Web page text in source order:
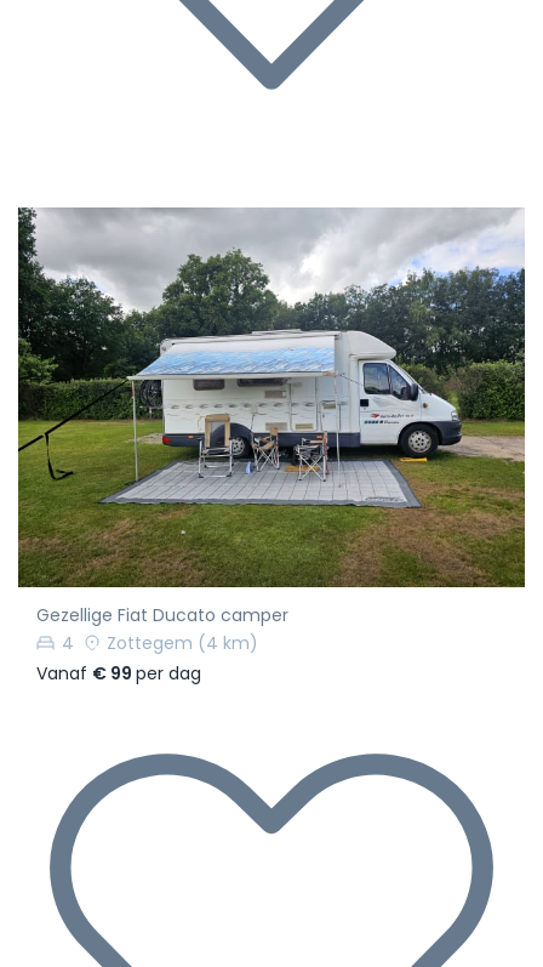
Gezellige Fiat Ducato camper
4
Zottegem (4 km)
Vanaf € 99 per dag